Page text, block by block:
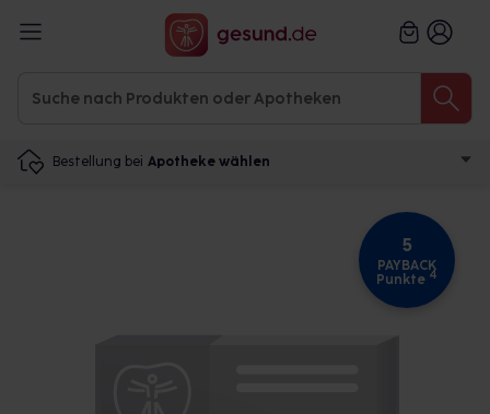
Bestellung bei Apotheke wählen
5
PAYBACK
Punkte 4